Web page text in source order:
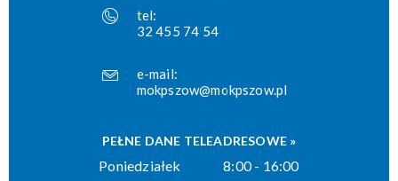
tel:
32 455 74 54
e-mail:
mokpszow@mokpszow.pl
PEŁNE DANE TELEADRESOWE »
Poniedziałek
8:00 - 16:00